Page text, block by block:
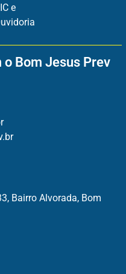
e
o Bom Jesus Prev
Bairro Alvorada, Bom